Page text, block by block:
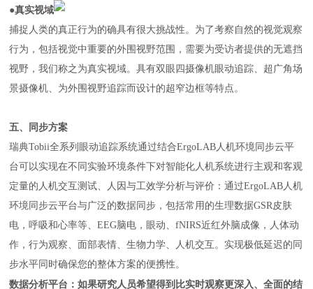
●真实视域
捕捉人类的真正行为的确具有很大挑战性。为了考察自然的视觉观察
行为，包括视觉中重要的外围视野范围，需要为受访者提供的无遮挡
视野，我们称之为真实视域。具有双眼四摄像机眼动追踪、超广角场
景摄像机、为外围视野追踪而设计的超窄边框等特点。
五、同步方案
瑞典Tobii全系列眼动追踪系统通过结合ErgoLAB人机环境同步云平
台可以实现在不同实验环境条件下对智能化人机系统进行主观和客观
定量的人机交互测试、人因与工效学分析与评价：通过ErgoLAB人机
环境同步云平台与广泛的数据同步，包括常用的生理数据GSR皮肤
电，呼吸和心率等、EEG脑电，眼动、fNIRS近红外脑成像，人体动
作，行为观察、面部表情、生物力学、人机交互。实现极低延迟的同
步水平同时确保您的整体方案的便携性。
数据分析平台：如果研究人员希望得到比实时观察更深入、全面的结